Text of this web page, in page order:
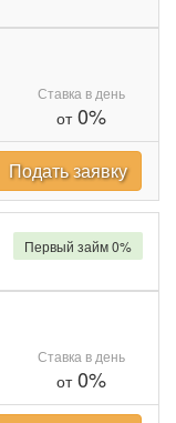
Ставка в день
от0%
Подать заявку
Ставка в день
от0%
Первый займ 0%